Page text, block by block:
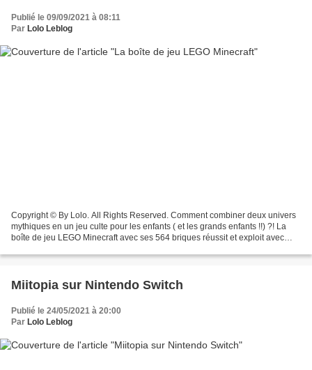
Publié le 09/09/2021 à 08:11
Par Lolo Leblog
Copyright © By Lolo. All Rights Reserved. Comment combiner deux univers
mythiques en un jeu culte pour les enfants ( et les grands enfants !!) ?! La
boîte de jeu LEGO Minecraft avec ses 564 briques réussit et exploit avec
Miitopia sur Nintendo Switch
Publié le 24/05/2021 à 20:00
Par Lolo Leblog